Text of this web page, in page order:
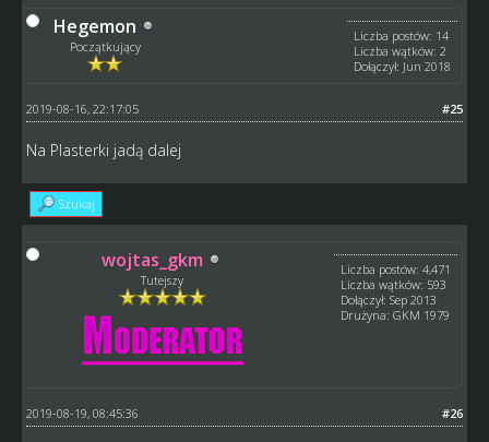
Hegemon
Początkujący
Liczba postów: 14
Liczba wątków: 2
Dołączył: Jun 2018
#25
2019-08-16, 22:17:05
Na Plasterki jadą dalej
Szukaj
wojtas_gkm
Tutejszy
Liczba postów: 4,471
Liczba wątków: 593
Dołączył: Sep 2013
Drużyna: GKM 1979
#26
2019-08-19, 08:45:36